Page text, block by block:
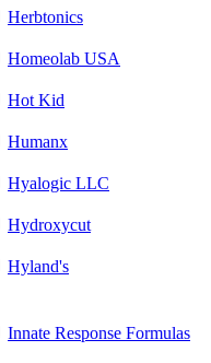
Herbtonics
Homeolab USA
Hot Kid
Humanx
Hyalogic LLC
Hydroxycut
Hyland's
Innate Response Formulas